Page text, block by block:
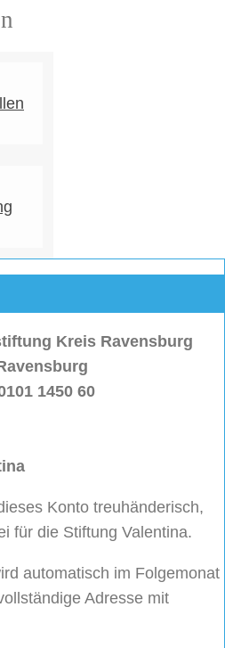
Kreis Ravensburg
1450 60
Konto treuhänderisch,
für die Stiftung Valentina.
automatisch im Folgemonat
Adresse mit